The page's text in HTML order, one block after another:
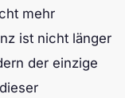
mehr
ist nicht länger
der einzige